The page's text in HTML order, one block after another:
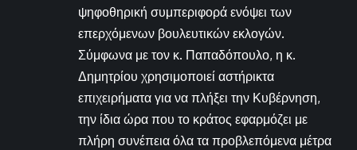
ψηφοθηρική συμπεριφορά ενόψει των
επερχόμενων βουλευτικών εκλογών.
Σύμφωνα με τον κ. Παπαδόπουλο, η κ.
Δημητρίου χρησιμοποιεί αστήρικτα
επιχειρήματα για να πλήξει την Κυβέρνηση,
την ίδια ώρα που το κράτος εφαρμόζει με
πλήρη συνέπεια όλα τα προβλεπόμενα μέτρα